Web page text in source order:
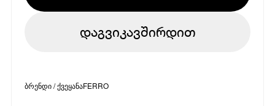
დაგვიკავშირდით
ბრენდი / ქვეყანაFERRO